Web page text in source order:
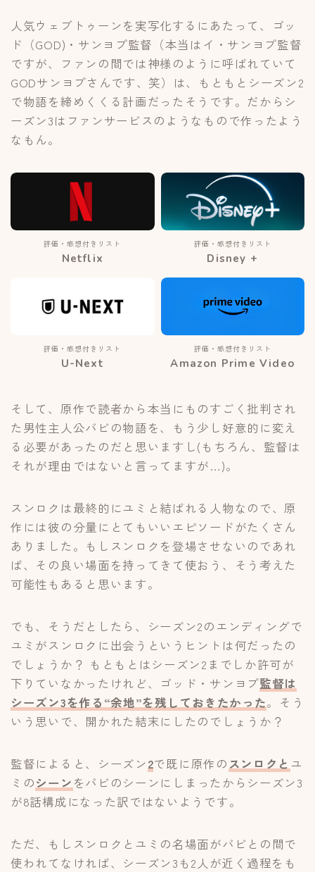
人気ウェブトゥーンを実写化するにあたって、ゴッ
ド（GOD)・サンヨプ監督（本当はイ・サンヨプ監督
ですが、ファンの間では神様のように呼ばれていて
GODサンヨプさんです、笑）は、もともとシーズン2
で物語を締めくくる計画だったそうです。だからシ
ーズン3はファンサービスのようなもので作ったよう
なもん。
評価・感想付きリスト
Netflix
評価・感想付きリスト
Disney +
評価・感想付きリスト
U-Next
評価・感想付きリスト
Amazon Prime Video
そして、原作で読者から本当にものすごく批判され
た男性主人公バビの物語を、もう少し好意的に変え
る必要があったのだと思いますし(もちろん、監督は
それが理由ではないと言ってますが…)。
スンロクは最終的にユミと結ばれる人物なので、原
作には彼の分量にとてもいいエピソードがたくさん
ありました。もしスンロクを登場させないのであれ
ば、その良い場面を持ってきて使おう、そう考えた
可能性もあると思います。
でも、そうだとしたら、シーズン2のエンディングで
ユミがスンロクに出会うというヒントは何だったの
でしょうか？ もともとはシーズン2までしか許可が
下りていなかったけれど、ゴッド・サンヨプ監督は
シーズン3を作る “余地”を残しておきたかった。そう
いう思いで、開かれた結末にしたのでしょうか？
監督によると、シーズン2で既に原作の スンロクと ユ
ミのシーン をバビのシーンにしまったからシーズン3
が8話構成になった訳ではないようです。
ただ、もしスンロクとユミの名場面がバビとの間で
使われてなければ、シーズン3も2人が近く過程をも